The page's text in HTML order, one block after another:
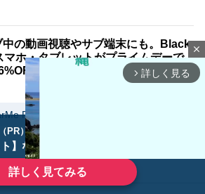
PR） ／
】ならどんなクルマも高価買取
詳しく見てみる
中の動画視聴やサブ端末にも。Black
マホ・タブレットがプライムデーで
相当に
Proをもっと見る
close
arrow_forward_ios 詳しく見る